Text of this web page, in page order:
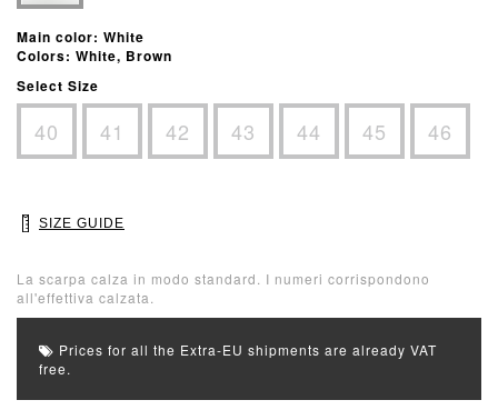
Main color: White
Colors: White, Brown
Select Size
40 41 42 43 44 45 46
SIZE GUIDE
La scarpa calza in modo standard. I numeri corrispondono
all'effettiva calzata.
Prices for all the Extra-EU shipments are already VAT
free.